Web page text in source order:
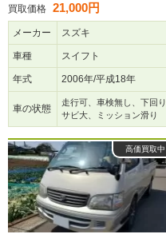
買取価格 21,000円
メーカー スズキ
車種 スイフト
年式 2006年/平成18年
車の状態
走行可、車検無し、下回り
サビ大、ミッション滑り
高価買取中